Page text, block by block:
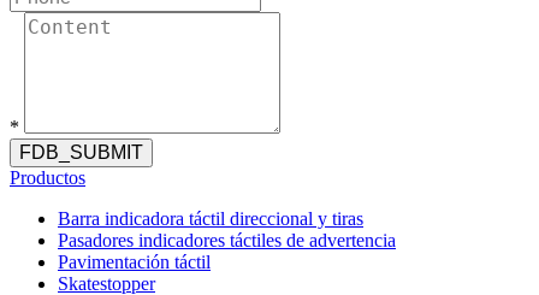
*
FDB_SUBMIT
Productos
Barra indicadora táctil direccional y tiras
Pasadores indicadores táctiles de advertencia
Pavimentación táctil
Skatestopper